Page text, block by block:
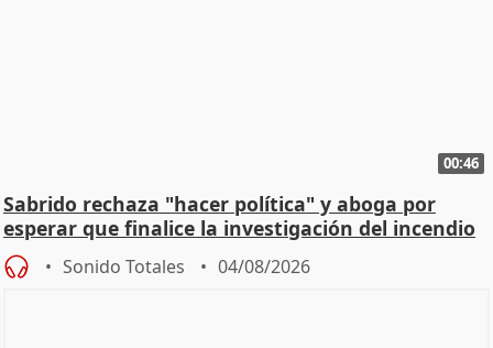
00:46
Sabrido rechaza "hacer política" y aboga por
esperar que finalice la investigación del incendio
Sonido Totales 04/08/2026